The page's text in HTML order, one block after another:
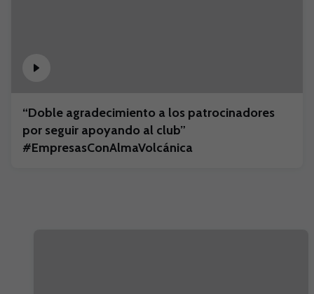
“Doble agradecimiento a los patrocinadores
por seguir apoyando al club”
#EmpresasConAlmaVolcánica